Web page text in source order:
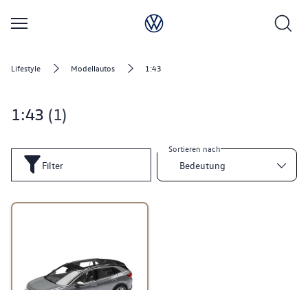
Lifestyle Modellautos 1:43
1:43 1
Filter
Sortieren nach
Bedeutung